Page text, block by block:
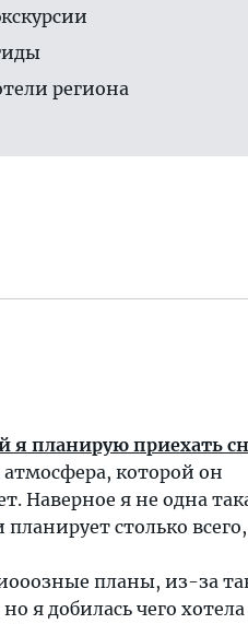
региона
я планирую приехать
которой он
Наверное я не одна
столько
планы, из-за
я добилась чего